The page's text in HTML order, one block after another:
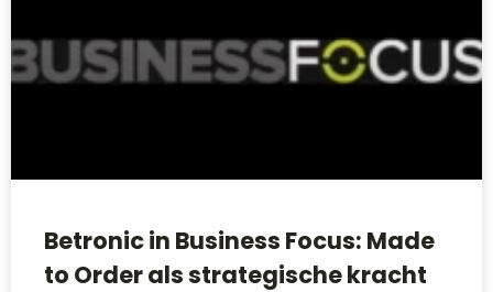
Betronic in Business Focus: Made
to Order als strategische kracht